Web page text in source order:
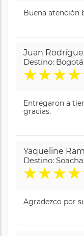
Buena atención
Juan
Destino:
★★★★
Entregaron a
gracias.
Yaqueline
Destino:
★★★★
Agradezco por